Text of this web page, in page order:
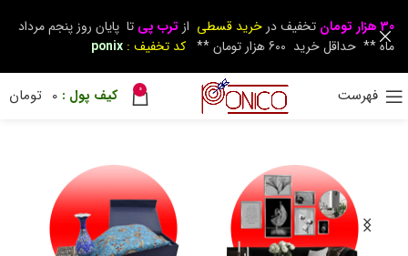
فهرست 0
0 تومان
30 هزار تومان تخفیف در خرید قسطی از ترب پی تا پایان روز پنجم مرداد
ماه ** حداقل خرید 600 هزار تومان **
کد تخفیف : ponix